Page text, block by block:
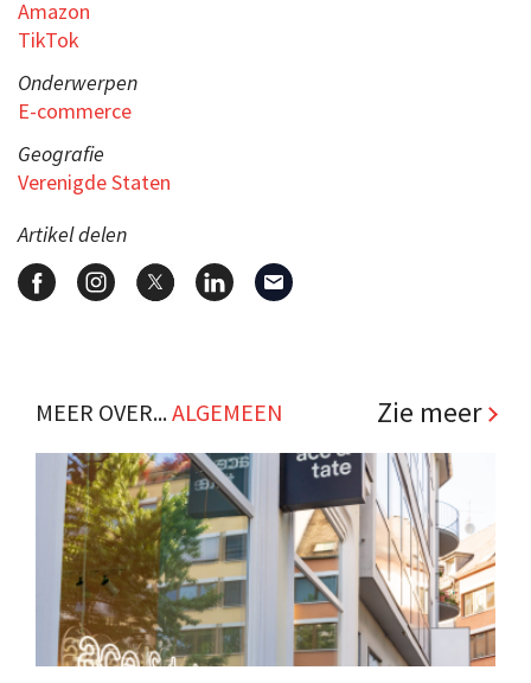
Amazon
TikTok
Onderwerpen
E-commerce
Geografie
Verenigde Staten
Artikel delen
MEER OVER...ALGEMEEN Zie meer